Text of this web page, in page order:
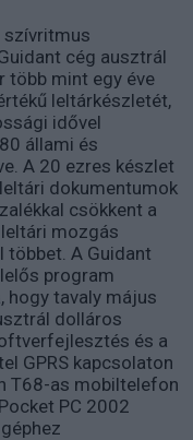
szívritmus
cég ausztrál
több mint egy éve
leltárkészletét,
idővel
állami és
A 20 ezres készlet
dokumentumok
csökkent a
mozgás
A Guidant
program
hogy tavaly május
dolláros
és a
GPRS kapcsolaton
T68-as mobiltelefon
PC 2002